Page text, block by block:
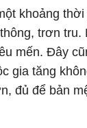
khoảng
trơn
mến. Đây
gia tăng
đủ để bản